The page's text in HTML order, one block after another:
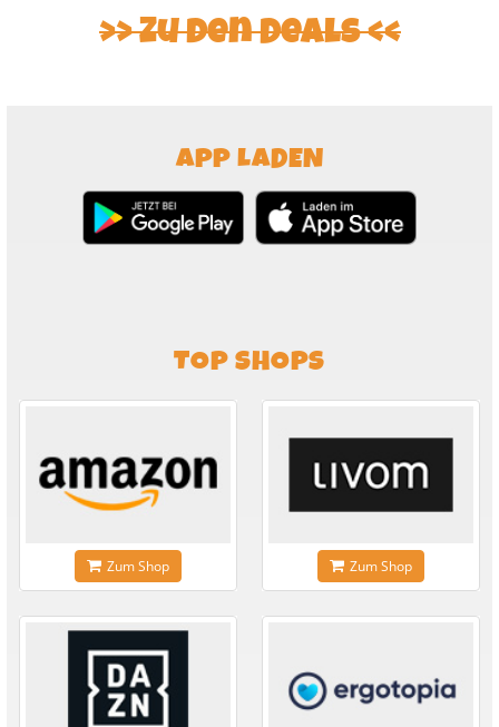
Zu den Deals
APP LADEN
TOP SHOPS
Zum Shop Zum Shop